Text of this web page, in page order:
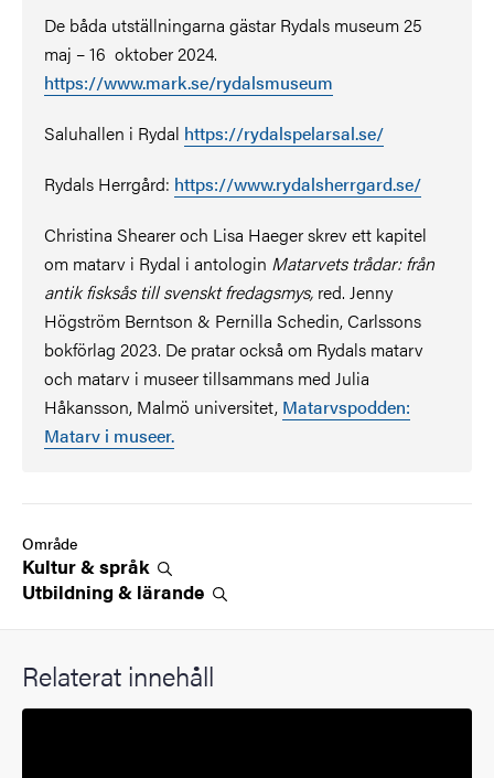
De båda utställningarna gästar Rydals museum 25
maj – 16 oktober 2024.
https://www.mark.se/rydalsmuseum
Saluhallen i Rydal https://rydalspelarsal.se/
Rydals Herrgård: https://www.rydalsherrgard.se/
Christina Shearer och Lisa Haeger skrev ett kapitel
om matarv i Rydal i antologin Matarvets trådar: från
antik fisksås till svenskt fredagsmys, red. Jenny
Högström Berntson & Pernilla Schedin, Carlssons
bokförlag 2023. De pratar också om Rydals matarv
och matarv i museer tillsammans med Julia
Håkansson, Malmö universitet, Matarvspodden:
Matarv i museer.
Område
Kultur &språk
Utbildning & lärande
Relaterat innehåll